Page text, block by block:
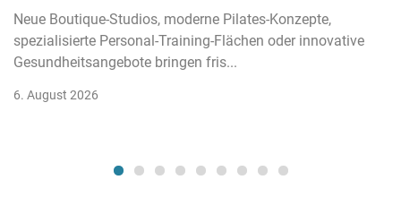
Neue Boutique-Studios, moderne Pilates-Konzepte,
spezialisierte Personal-Training-Flächen oder innovative
Gesundheitsangebote bringen fris...
6. August 2026